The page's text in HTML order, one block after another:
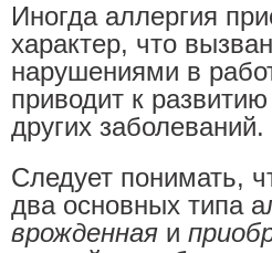
Иногда аллергия
характер, что
нарушениями в
приводит к
других заболеваний.
Следует понимать,
два основных типа
врожденная и